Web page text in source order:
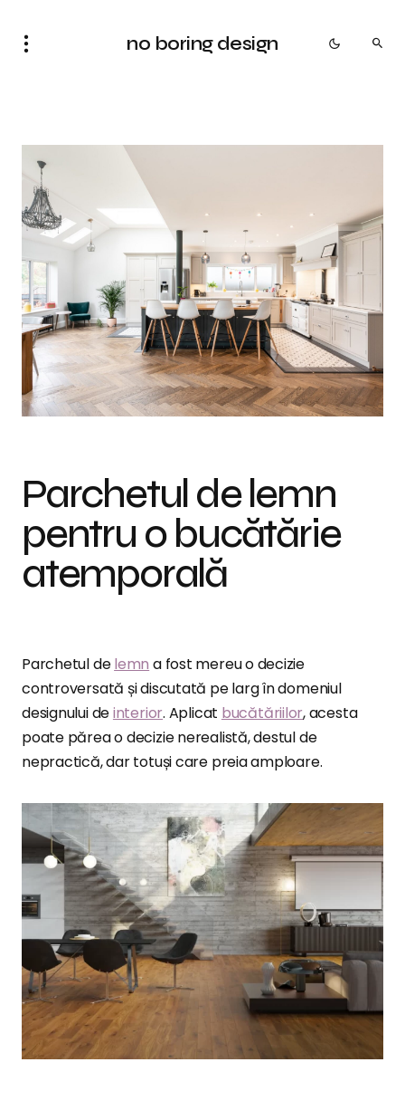
no boring design
Parchetul de lemn
pentru o bucătărie
atemporală
Parchetul delemn a fost mereu o decizie
controversată și discutată pe larg în domeniul
designului deinterior. Aplicat bucătăriilor, acesta
poate părea o decizie nerealistă, destul de
nepractică, dar totuși care preia amploare.